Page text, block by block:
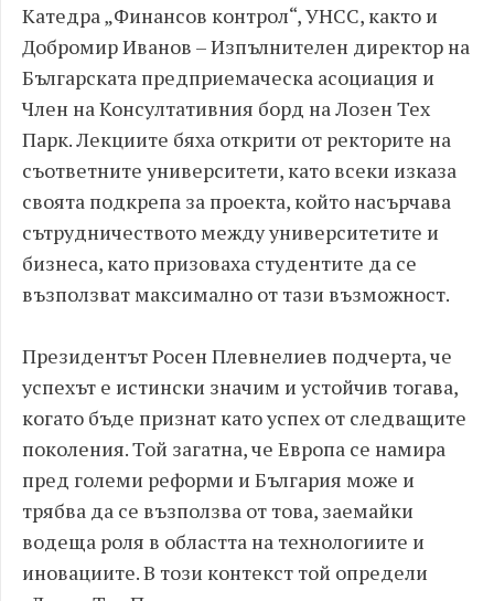
Катедра „Финансов контрол“, УНСС, както и
Добромир Иванов – Изпълнителен директор на
Българската предприемаческа асоциация и
Член на Консултативния борд на Лозен Тех
Парк. Лекциите бяха открити от ректорите на
съответните университети, като всеки изказа
своята подкрепа за проекта, който насърчава
сътрудничеството между университетите и
бизнеса, като призоваха студентите да се
възползват максимално от тази възможност.
Президентът Росен Плевнелиев подчерта, че
успехът е истински значим и устойчив тогава,
когато бъде признат като успех от следващите
поколения. Той загатна, че Европа се намира
пред големи реформи и България може и
трябва да се възползва от това, заемайки
водеща роля в областта на технологиите и
иновациите. В този контекст той определи